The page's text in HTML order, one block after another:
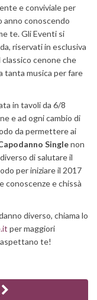
e conviviale per
anno conoscendo
te. Gli Eventi si
riservati in esclusiva
cenone che
tanta musica per fare
in tavoli da 6/8
e ad ogni cambio di
da permettere ai
Singlenon
di salutare il
per iniziare il 2017
conoscenze e chissà
diverso, chiama lo
per maggiori
aspettano te!